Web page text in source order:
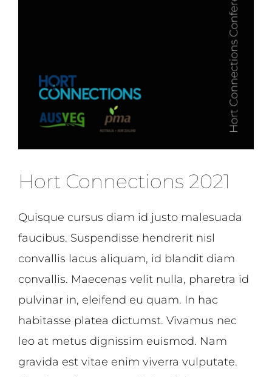
Hort Connections 2021
Quisque cursus diam id justo malesuada
faucibus. Suspendisse hendrerit nisl
convallis lacus aliquam, id blandit diam
convallis. Maecenas velit nulla, pharetra id
pulvinar in, eleifend eu quam. In hac
habitasse platea dictumst. Vivamus nec
leo at metus dignissim euismod. Nam
gravida est vitae enim viverra vulputate.